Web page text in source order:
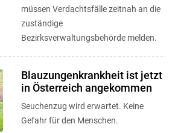
müssen Verdachtsfälle zeitnah an die
zuständige
Bezirksverwaltungsbehörde melden.
Blauzungenkrankheit ist jetzt
in Österreich angekommen
Seuchenzug wird erwartet. Keine
Gefahr für den Menschen.